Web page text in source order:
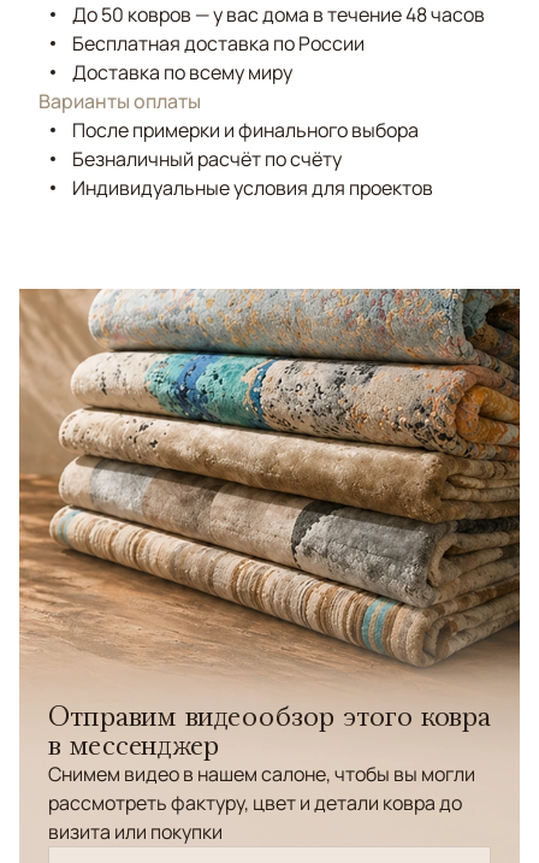
До 50 ковров — у вас дома в течение 48 часов
Бесплатная доставка по России
Доставка по всему миру
Варианты оплаты
После примерки и финального выбора
Безналичный расчёт по счёту
Индивидуальные условия для проектов
Отправим видеообзор этого ковра
в мессенджер
Снимем видео в нашем салоне, чтобы вы могли
рассмотреть фактуру, цвет и детали ковра до
визита или покупки